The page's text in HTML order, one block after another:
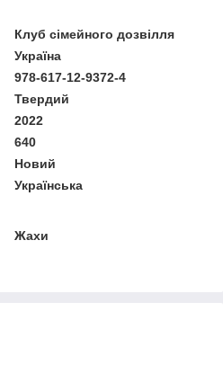
Клуб сімейного дозвілля
Україна
978-617-12-9372-4
Твердий
2022
640
Новий
Українська
Жахи